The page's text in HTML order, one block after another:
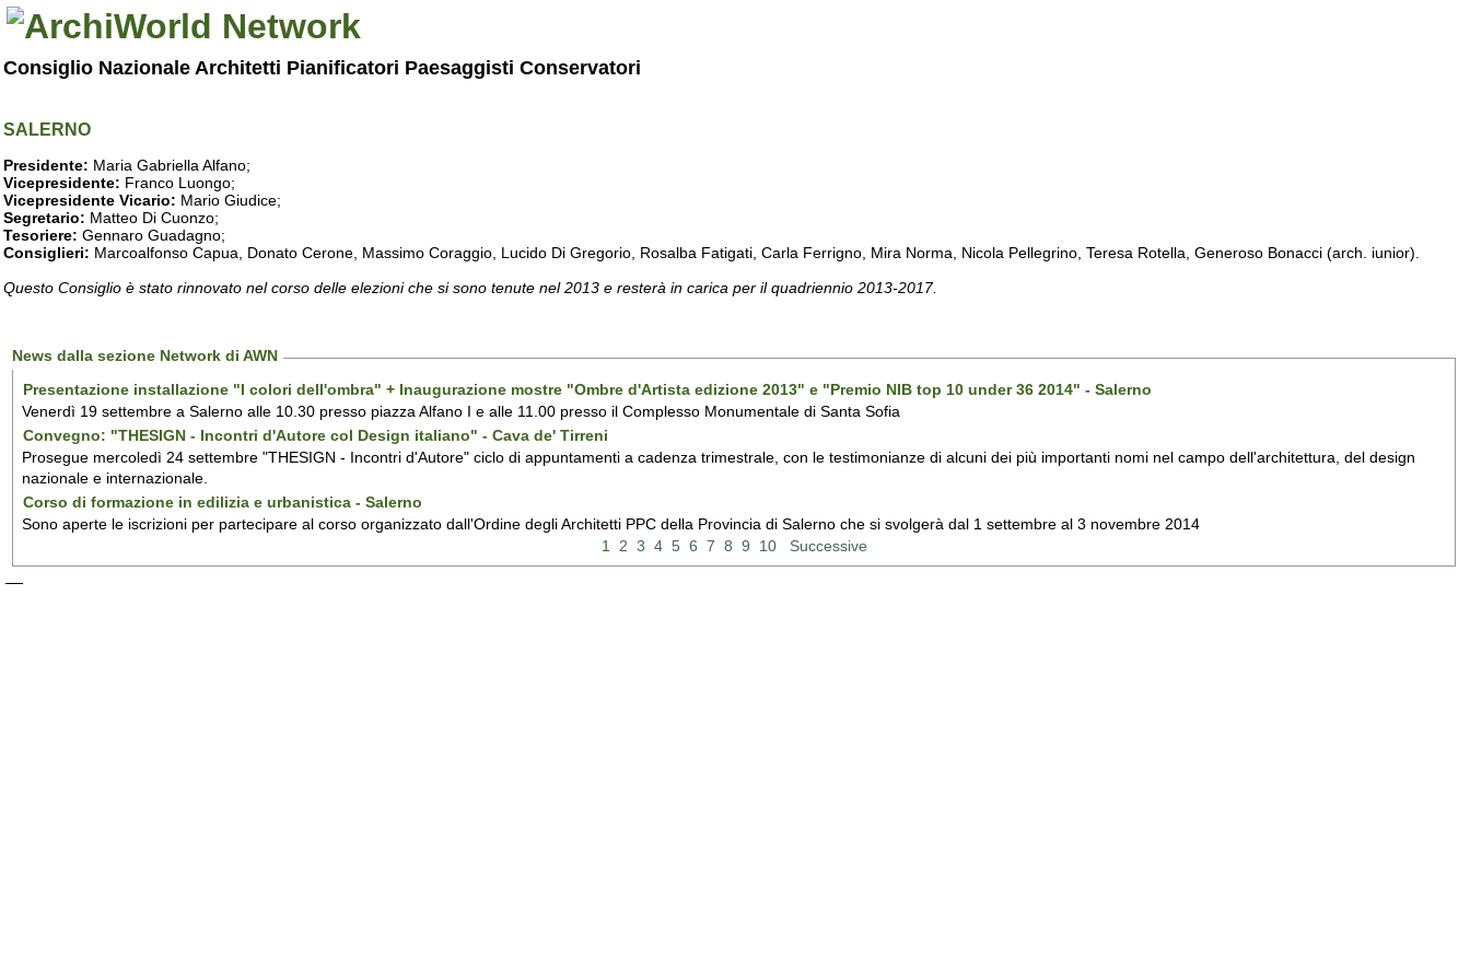
Consiglio Nazionale Architetti Pianificatori Paesaggisti Conservatori
SALERNO
Presidente: Maria Gabriella Alfano;
Vicepresidente: Franco Luongo;
Vicepresidente Vicario: Mario Giudice;
Segretario: Matteo Di Cuonzo;
Tesoriere: Gennaro Guadagno;
Consiglieri: Marcoalfonso Capua, Donato Cerone, Massimo Coraggio, Lucido Di Gregorio, Rosalba Fatigati, Carla Ferrigno, Mira Norma, Nicola Pellegrino, Teresa Rotella, Generoso Bonacci (arch. iunior).
Questo Consiglio è stato rinnovato nel corso delle elezioni che si sono tenute nel 2013 e resterà in carica per il quadriennio 2013-2017.
News dalla sezione Network di AWN
Presentazione installazione "I colori dell'ombra" + Inaugurazione mostre "Ombre d'Artista edizione 2013" e "Premio NIB top 10 under 36 2014" - Salerno
Venerdì 19 settembre a Salerno alle 10.30 presso piazza Alfano I e alle 11.00 presso il Complesso Monumentale di Santa Sofia
Convegno: "THESIGN - Incontri d'Autore col Design italiano" - Cava de' Tirreni
Prosegue mercoledì 24 settembre "THESIGN - Incontri d'Autore" ciclo di appuntamenti a cadenza trimestrale, con le testimonianze di alcuni dei più importanti nomi nel campo dell'architettura, del design
nazionale e internazionale.
Corso di formazione in edilizia e urbanistica - Salerno
Sono aperte le iscrizioni per partecipare al corso organizzato dall'Ordine degli Architetti PPC della Provincia di Salerno che si svolgerà dal 1 settembre al 3 novembre 2014
1
2 3 4 5 6 7 8 9 10 Successive